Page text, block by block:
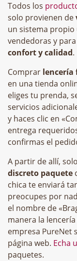
Todos los
solo provienen de
un sistema propio
vendedoras y
confort y calidad.
Comprar lencería
en una tienda
eliges tu prenda,
servicios
y haces clic en
entrega
confirmas el
A partir de allí,
discreto paquete
chica te enviará
preocupes por
el nombre de
manera la
empresa
página web. Echa
paquetes.